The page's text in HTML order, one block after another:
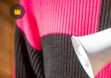
Præmie